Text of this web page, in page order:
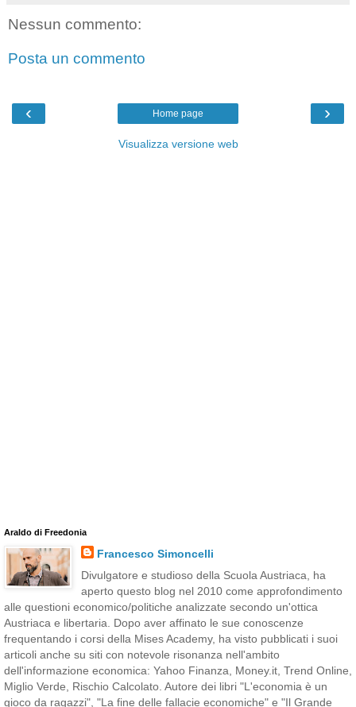
Nessun commento:
Posta un commento
‹ ›
Home page
Visualizza versione web
Araldo di Freedonia
Francesco Simoncelli
Divulgatore e studioso della Scuola Austriaca, ha
aperto questo blog nel 2010 come approfondimento
alle questioni economico/politiche analizzate secondo un'ottica
Austriaca e libertaria. Dopo aver affinato le sue conoscenze
frequentando i corsi della Mises Academy, ha visto pubblicati i suoi
articoli anche su siti con notevole risonanza nell'ambito
dell'informazione economica: Yahoo Finanza, Money.it, Trend Online,
Miglio Verde, Rischio Calcolato. Autore dei libri "L'economia è un
gioco da ragazzi", "La fine delle fallacie economiche" e "Il Grande